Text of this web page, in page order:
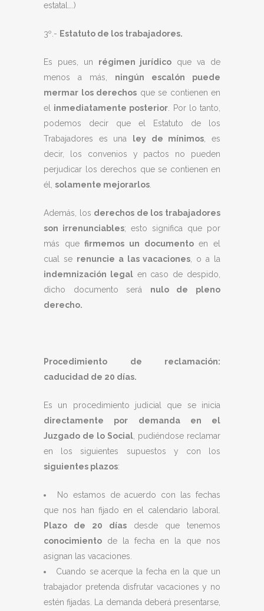
estatal….)
3º.- Estatuto de los trabajadores.
Es pues, un régimen jurídico que va de
menos a más, ningún escalón puede
mermar los derechos que se contienen en
el inmediatamente posterior . Por lo tanto,
podemos decir que el Estatuto de los
Trabajadores es una
ley de mínimos , es
decir, los convenios y pactos no pueden
perjudicar los derechos que se contienen en
él, solamente mejorarlos
Además, los derechos de los trabajadores
son irrenunciables; esto significa que por
más quefirmemos un documentoen el
cual se renuncie a las vacaciones , o a la
indemnización legalen caso de despido,
dicho documento será nulo de pleno
derecho.
Procedimiento de reclamación:
caducidad de 20 días.
Es un procedimiento judicial que se inicia
directamente por demanda en el
Juzgado de lo Social , pudiéndose reclamar
en los siguientes supuestos y con los
siguientes plazos:
No estamos de acuerdo con las fechas
que nos han fijado en el calendario laboral.
Plazo de 20 días desde que tenemos
conocimiento de la fecha en la que nos
asignan las vacaciones.
Cuando se acerque la fecha en la que un
trabajador pretenda disfrutar vacaciones y no
estén fijadas. La demanda deberá presentarse,